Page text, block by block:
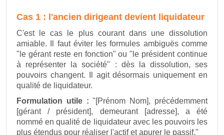
Cas 1 : l'ancien dirigeant devient liquidateur
C'est le cas le plus courant dans une dissolution
amiable. Il faut éviter les formules ambiguës comme
"le gérant reste en fonction" ou "le président continue
à représenter la société" : dès la dissolution, ses
pouvoirs changent. Il agit désormais uniquement en
qualité de liquidateur.
Formulation utile : "[Prénom Nom], précédemment
[gérant / président], demeurant [adresse], a été
nommé en qualité de liquidateur avec les pouvoirs les
plus étendus pour réaliser l'actif et apurer le passif."